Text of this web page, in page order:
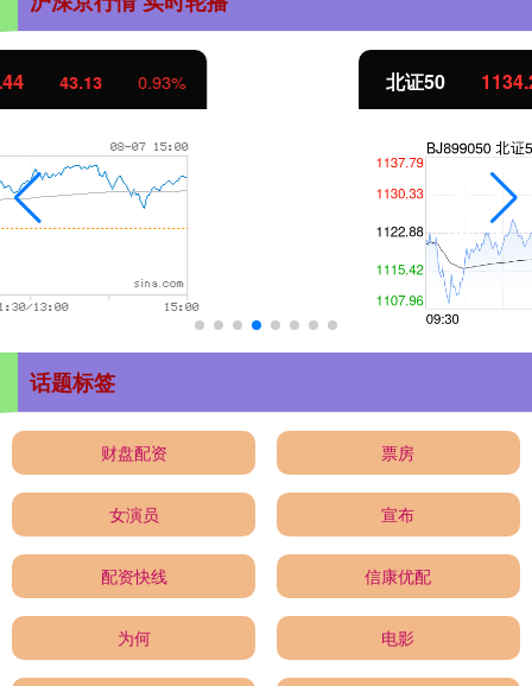
北证50 1.01%
话题标签
财盘配资 票房
女演员 宣布
配资快线 信康优配
为何 电影